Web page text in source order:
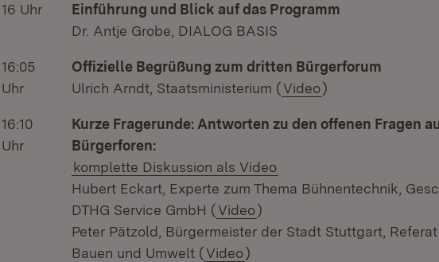
16 Uhr
Einführung und Blick auf das Programm
Dr. Antje Grobe, DIALOG BASIS
16:05
Uhr
Offizielle Begrüßung zum dritten Bürgerforum
Ulrich Arndt, Staatsministerium (Video)
16:10
Uhr
Kurze Fragerunde: Antworten zu den offenen Fragen
Bürgerforen:
komplette Diskussion als Video
Hubert Eckart, Experte zum Thema Bühnentechnik,
DTHG Service GmbH (Video)
Peter Pätzold, Bürgermeister der Stadt Stuttgart, Referat
Bauen und Umwelt (Video)